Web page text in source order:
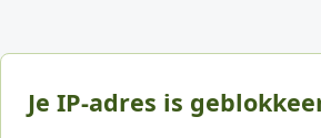
Je IP-adres is